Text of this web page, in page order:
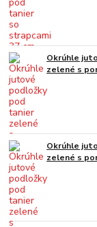
Okrúhle
zelené s
Okrúhle
zelené s